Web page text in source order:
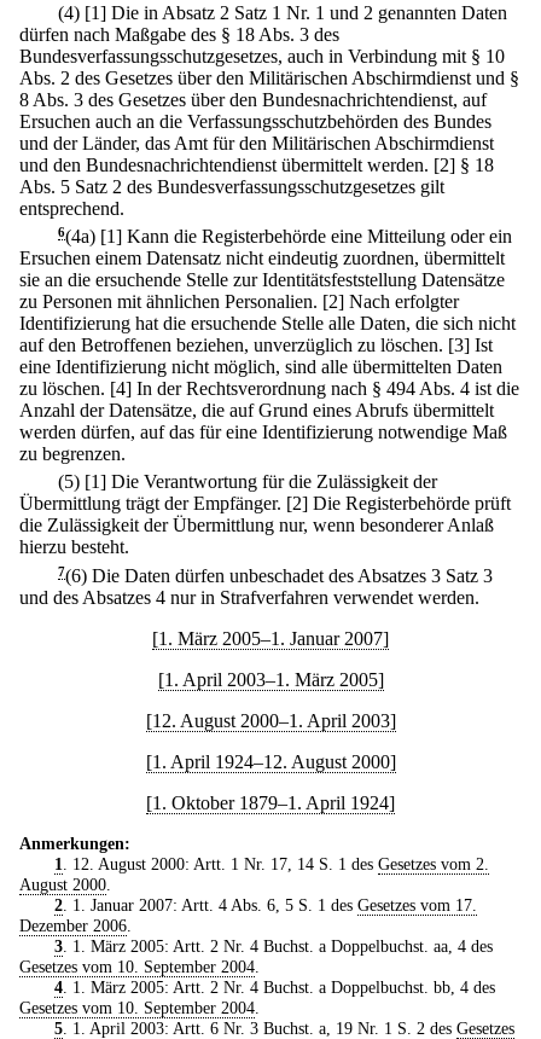
(4) [1] Die in Absatz 2 Satz 1 Nr. 1 und 2 genannten Daten
dürfen nach Maßgabe des § 18 Abs. 3 des
Bundesverfassungsschutzgesetzes, auch in Verbindung mit § 10
Abs. 2 des Gesetzes über den Militärischen Abschirmdienst und §
8 Abs. 3 des Gesetzes über den Bundesnachrichtendienst, auf
Ersuchen auch an die Verfassungsschutzbehörden des Bundes
und der Länder, das Amt für den Militärischen Abschirmdienst
und den Bundesnachrichtendienst übermittelt werden. [2] § 18
Abs. 5 Satz 2 des Bundesverfassungsschutzgesetzes gilt
entsprechend.
6(4a) [1] Kann die Registerbehörde eine Mitteilung oder ein
Ersuchen einem Datensatz nicht eindeutig zuordnen, übermittelt
sie an die ersuchende Stelle zur Identitätsfeststellung Datensätze
zu Personen mit ähnlichen Personalien. [2] Nach erfolgter
Identifizierung hat die ersuchende Stelle alle Daten, die sich nicht
auf den Betroffenen beziehen, unverzüglich zu löschen. [3] Ist
eine Identifizierung nicht möglich, sind alle übermittelten Daten
zu löschen. [4] In der Rechtsverordnung nach § 494 Abs. 4 ist die
Anzahl der Datensätze, die auf Grund eines Abrufs übermittelt
werden dürfen, auf das für eine Identifizierung notwendige Maß
zu begrenzen.
(5) [1] Die Verantwortung für die Zulässigkeit der
Übermittlung trägt der Empfänger. [2] Die Registerbehörde prüft
die Zulässigkeit der Übermittlung nur, wenn besonderer Anlaß
hierzu besteht.
7(6) Die Daten dürfen unbeschadet des Absatzes 3 Satz 3
und des Absatzes 4 nur in Strafverfahren verwendet werden.
[1. März 2005–1. Januar 2007]
[1. April 2003–1. März 2005]
[12. August 2000–1. April 2003]
[1. April 1924–12. August 2000]
[1. Oktober 1879–1. April 1924]
Anmerkungen:
1
. 12. August 2000: Artt. 1 Nr. 17, 14 S. 1 des Gesetzes vom 2.
August 2000
2. 1. Januar 2007: Artt. 4 Abs. 6, 5 S. 1 des Gesetzes vom 17.
Dezember 2006
3. 1. März 2005: Artt. 2 Nr. 4 Buchst. a Doppelbuchst. aa, 4 des
Gesetzes vom 10. September 2004
4. 1. März 2005: Artt. 2 Nr. 4 Buchst. a Doppelbuchst. bb, 4 des
Gesetzes vom 10. September 2004
5. 1. April 2003: Artt. 6 Nr. 3 Buchst. a, 19 Nr. 1 S. 2 des Gesetzes